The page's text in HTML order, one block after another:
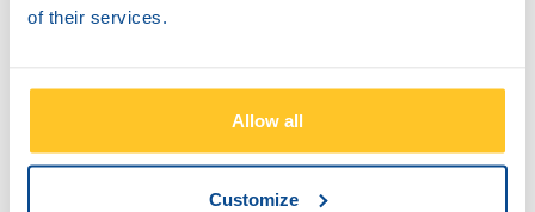
of their services.
Allow all
Customize